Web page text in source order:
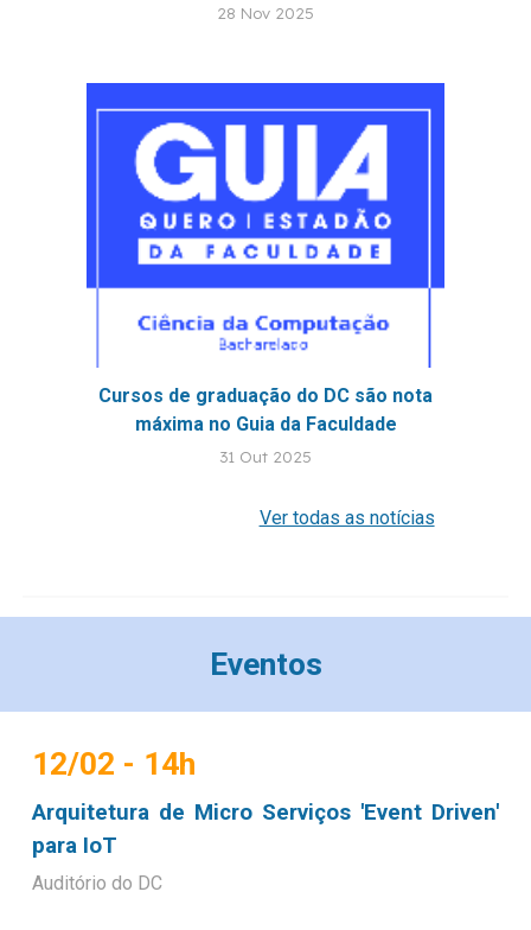
28 Nov 2025
Cursos de graduação do DC são nota
máxima no Guia da Faculdade
31 Out 2025
Ver todas as notícias
Eventos
12/02 - 14h
Arquitetura de Micro Serviços 'Event Driven'
para IoT
Auditório do DC